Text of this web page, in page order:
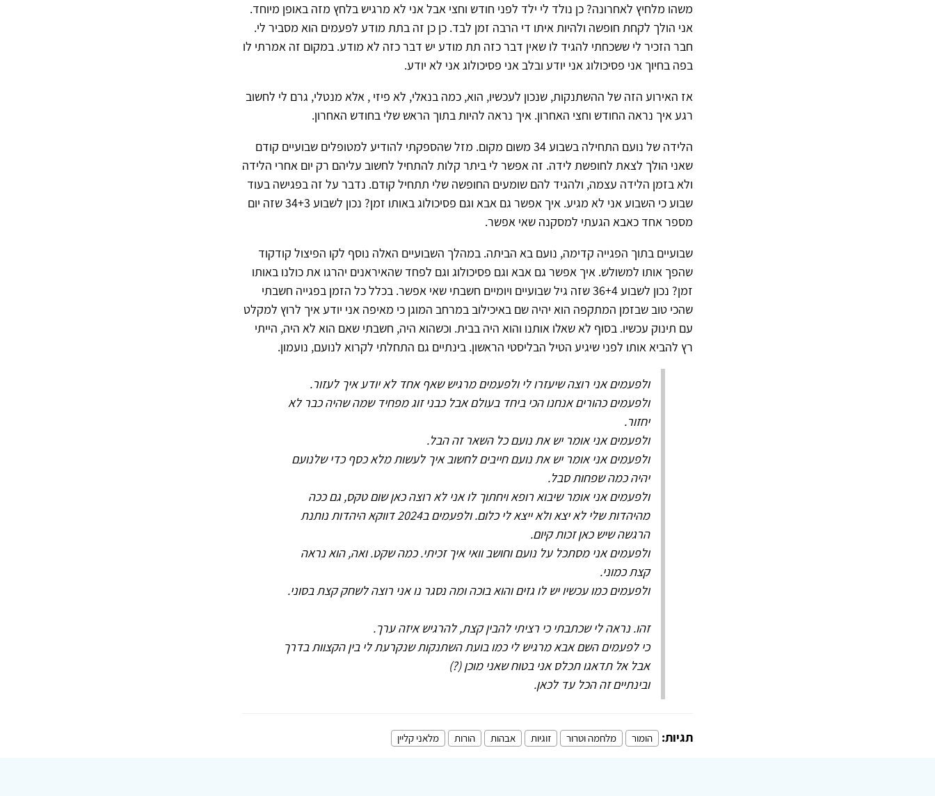
משהו מלחיץ לאחרונה? כן נולד לי ילד לפני חודש וחצי אבל אני לא מרגיש בלחץ מזה באופן מיוחד.
אני הולך לקחת חופשה ולהיות איתו די הרבה זמן לבד. כן כן זה בתת מודע לפעמים הוא מסביר לי.
חבר הזכיר לי ששכחתי להגיד לו שאין דבר כזה תת מודע יש דבר כזה לא מודע. במקום זה אמרתי לו
בפה בחיוך אני פסיכולוג אני יודע ובלב אני פסיכולוג אני לא יודע.
אז האירוע הזה של ההשתנקות, שנכון לעכשיו, הוא, כמה בנאלי, לא פיזי , אלא מנטלי, גרם לי לחשוב
רגע איך נראה החודש וחצי האחרון. איך נראה להיות בתוך הראש שלי בחודש האחרון.
הלידה של נועם התחילה בשבוע 34 משום מקום. מזל שהספקתי להודיע למטופלים שבועיים קודם
שאני הולך לצאת לחופשת לידה. זה אפשר לי ביתר קלות להתחיל לחשוב עליהם רק יום אחרי הלידה
ולא בזמן הלידה עצמה, ולהגיד להם שומעים החופשה שלי תתחיל קודם. נדבר על זה בפגישה בעוד
שבוע כי השבוע אני לא מגיע. איך אפשר גם אבא וגם פסיכולוג באותו זמן? נכון לשבוע 34+3 שזה יום
מספר אחד כאבא הגעתי למסקנה שאי אפשר.
שבועיים בתוך הפגייה קדימה, נועם בא הביתה. במהלך השבועיים האלה נוסף לקו הפיצול קודקוד
שהפך אותו למשולש. איך אפשר גם אבא וגם פסיכולוג וגם לפחד שהאיראנים יהרגו את כולנו באותו
זמן? נכון לשבוע 36+4 שזה גיל שבועיים ויומיים חשבתי שאי אפשר. בכלל כל הזמן בפגייה חשבתי
שהכי טוב שבזמן המתקפה הוא יהיה שם באיכילוב במרחב המוגן כי מאיפה אני יודע איך לרוץ למקלט
עם תינוק עכשיו. בסוף לא שאלו אותנו והוא היה בבית. וכשהוא היה, חשבתי שאם הוא לא היה, הייתי
רץ להביא אותו לפני שיגיע הטיל הבליסטי הראשון. בינתיים גם התחלתי לקרוא לנועם, נועמון.
ולפעמים אני רוצה שיעזרו לי ולפעמים מרגיש שאף אחד לא יודע איך לעזור.
ולפעמים כהורים אנחנו הכי ביחד בעולם אבל כבני זוג מפחיד שמה שהיה כבר לא
יחזור.
ולפעמים אני אומר יש את נועם כל השאר זה הבל.
ולפעמים אני אומר יש את נועם חייבים לחשוב איך לעשות מלא כסף כדי שלנועם
יהיה כמה שפחות סבל.
ולפעמים אני אומר שיבוא רופא ויחתוך לו אני לא רוצה כאן שום טקס, גם ככה
מהיהדות שלי לא יצא ולא ייצא לי כלום. ולפעמים ב2024 דווקא היהדות נותנת
הרגשה שיש כאן זכות קיום.
ולפעמים אני מסתכל על נועם וחושב וואי איך זכיתי. כמה שקט. ואה, הוא נראה
קצת כמוני.
ולפעמים כמו עכשיו יש לו גזים והוא בוכה ומה נסגר נו אני רוצה לשחק קצת בסוני.
זהו. נראה לי שכתבתי כי רציתי להבין קצת, להרגיש איזה ערך.
כי לפעמים השם אבא מרגיש לי כמו בועת השתנקות שנקרעת לי בין הקצוות בדרך
אבל אל תדאגו תכלס אני בטוח שאני מוכן (?)
ובינתיים זה הכל עד לכאן.
תגיות: הומור מלחמה וטרור זוגיות אבהות הורות מלאני קליין